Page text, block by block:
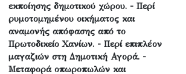
εκποίησης δημοτικού χώρου. - Περί
ρυμοτομημένου οικήματος και
αναμονής απόφασης από το
Πρωτοδικείο Χανίων. - Περί επιπλέον
μαγαζιών στη Δημοτική Αγορά. -
Μεταφορά οπωροπωλών και